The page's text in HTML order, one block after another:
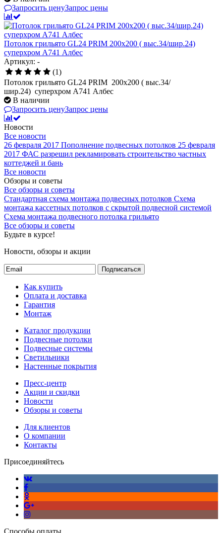
Запросить ценуЗапрос цены
Потолок грильято GL24 PRIM 200х200 ( выс.34/шир.24)
суперхром А741 Албес
Артикул: -
(1)
Потолок грильято GL24 PRIM 200х200 ( выс.34/
шир.24) суперхром А741 Албес
В наличии
Запросить ценуЗапрос цены
Новости
Все новости
26 февраля 2017 Пополнение подвесных потолков 25 февраля
2017 ФАС разрешил рекламировать строительство частных
коттеджей и бань
Все новости
Обзоры и советы
Все обзоры и советы
Стандартная схема монтажа подвесных потолков Схема
монтажа кассетных потолков с скрытой подвесной системой
Схема монтажа подвесного потолка грильято
Все обзоры и советы
Будьте в курсе!
Новости, обзоры и акции
Подписаться
Как купить
Оплата и доставка
Гарантия
Монтаж
Каталог продукции
Подвесные потолки
Подвесные системы
Светильники
Настенные покрытия
Пресс-центр
Акции и скидки
Новости
Обзоры и советы
Для клиентов
О компании
Контакты
Присоединяйтесь
Способы оплаты